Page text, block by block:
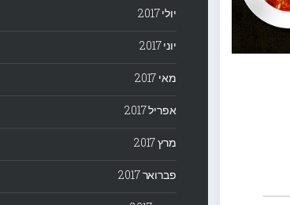
יולי 2017
יוני 2017
מאי 2017
אפריל 2017
מרץ 2017
פברואר 2017